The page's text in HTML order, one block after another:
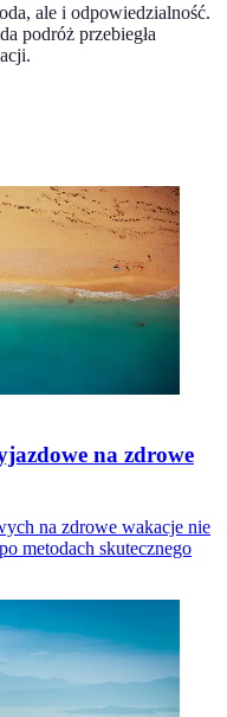
ale i odpowiedzialność.
podróż przebiegła
na zdrowe
na zdrowe wakacje nie
metodach skutecznego